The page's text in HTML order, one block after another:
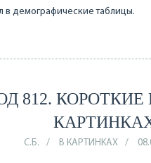
в демографические таблицы.
812. КОРОТКИЕ
С.Б. В КАРТИНКАХ